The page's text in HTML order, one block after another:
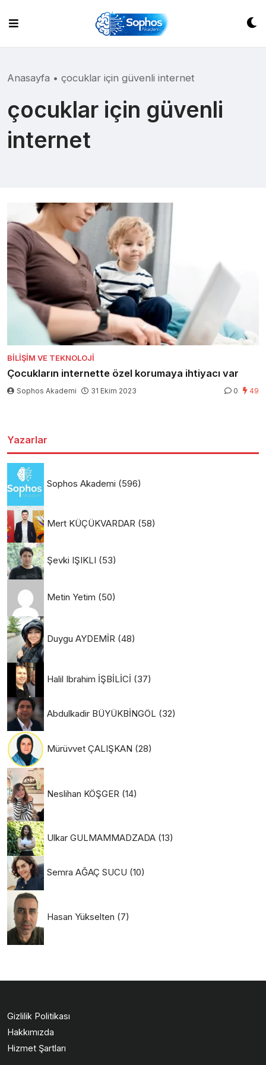
content
Anasayfa • çocuklar için güvenli internet
çocuklar için güvenli
internet
BILIŞIM VE TEKNOLOJI
Çocukların internette özel korumaya ihtiyacı var
Sophos Akademi 31 Ekim 2023 0 49
Yazarlar
Sophos Akademi (596)
Mert KÜÇÜKVARDAR (58)
Şevki IŞIKLI (53)
Metin Yetim (50)
Duygu AYDEMİR (48)
Halil Ibrahim İŞBİLİCİ (37)
Abdulkadir BÜYÜKBİNGÖL (32)
Mürüvvet ÇALIŞKAN (28)
Neslihan KÖŞGER (14)
Ulkar GULMAMMADZADA (13)
Semra AĞAÇ SUCU (10)
Hasan Yükselten (7)
Gizlilik Politikası
Hakkımızda
Hizmet Şartları